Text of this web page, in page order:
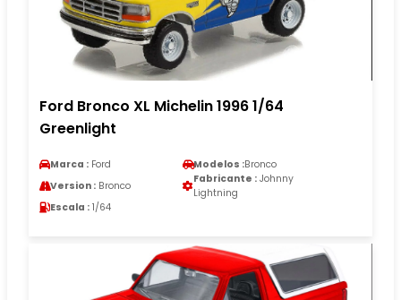
Ford Bronco XL Michelin 1996 1/64
Greenlight
Marca : Ford Modelos :Bronco
Version : Bronco
Fabricante : Johnny
Lightning
Escala : 1/64